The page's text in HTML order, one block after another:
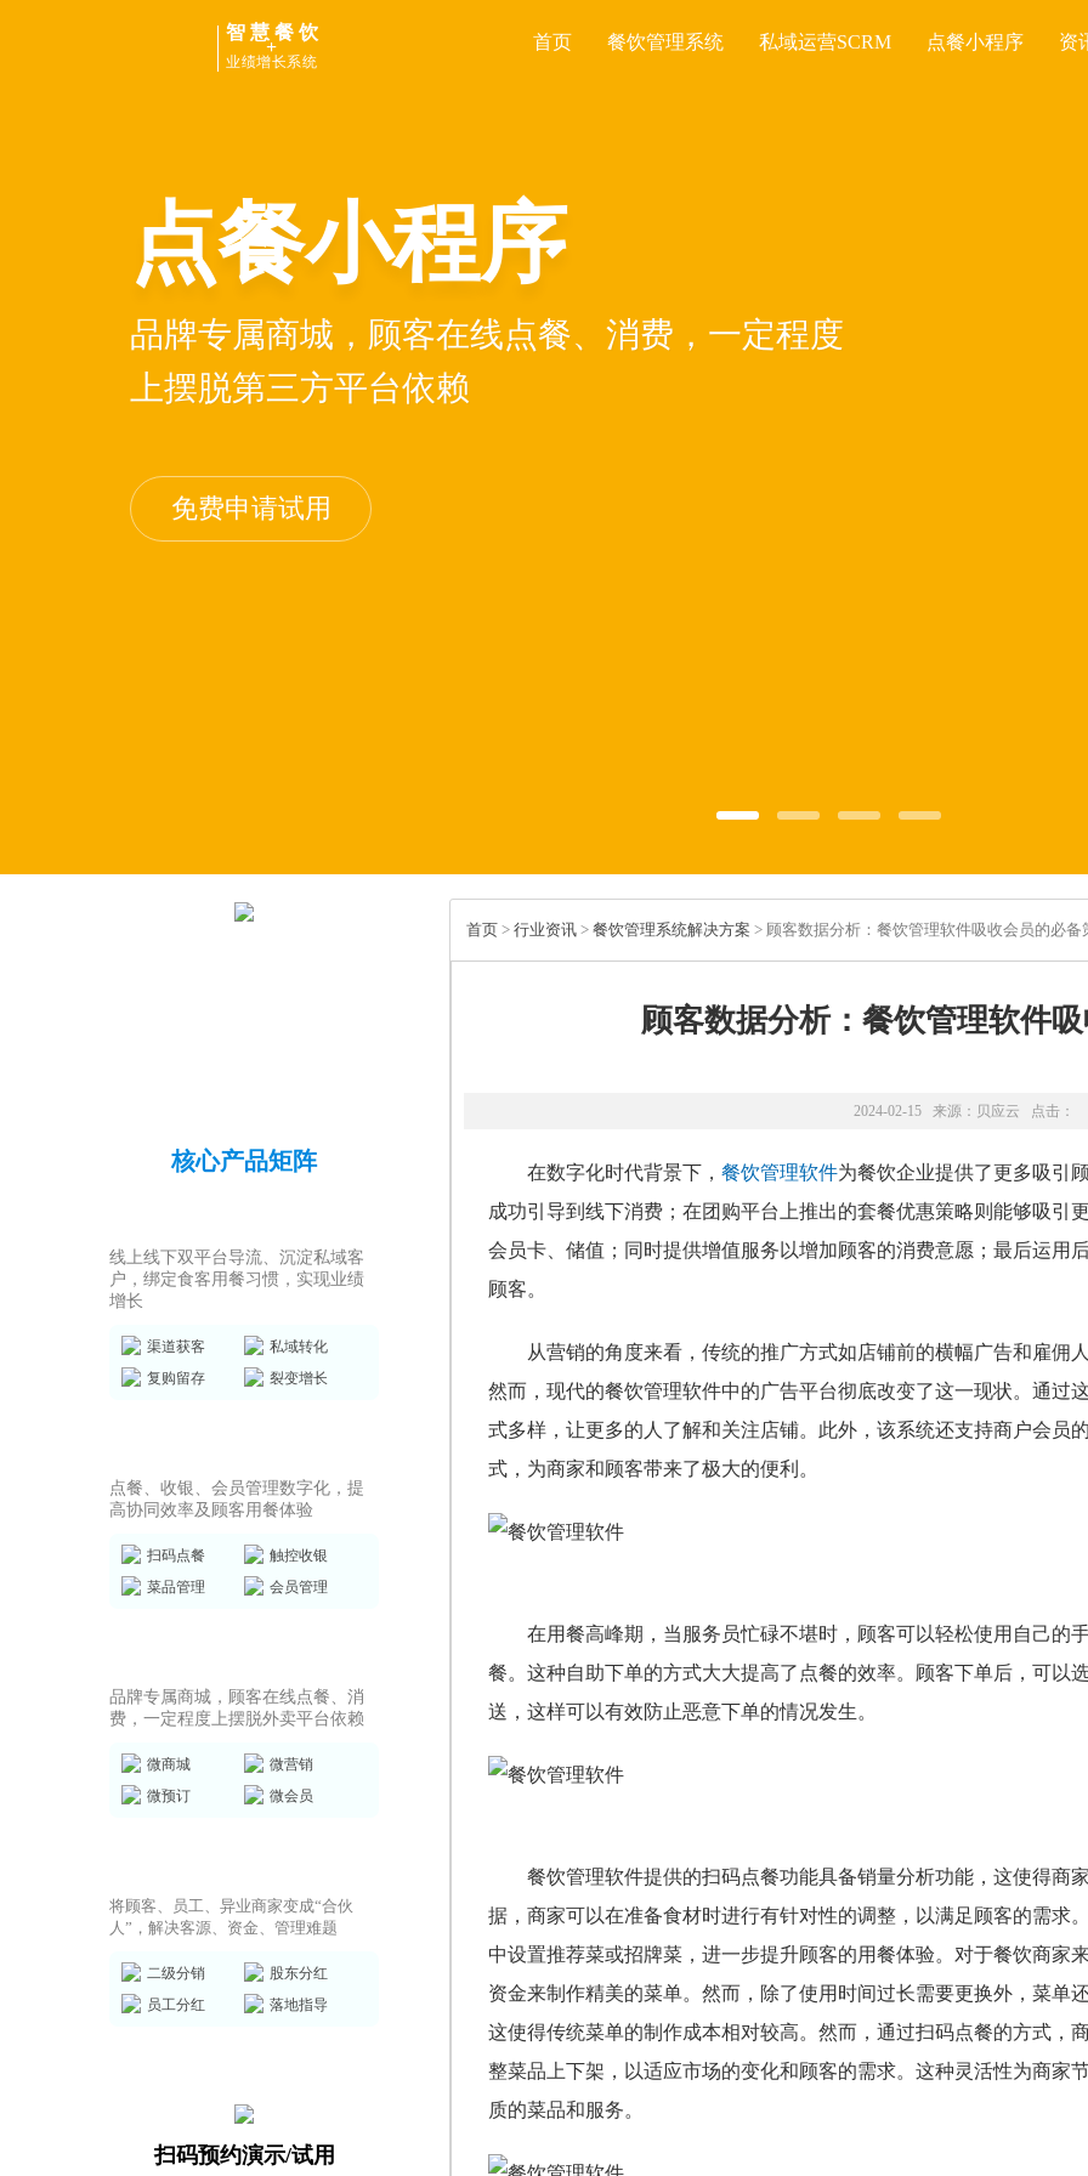
智慧餐饮
+
业绩增长系统
首页 餐饮管理系统 私域运营SCRM 点餐小程序 资
点餐小程序
品牌专属商城，顾客在线点餐、消费，一定程度
上摆脱第三方平台依赖
免费申请试用
核心产品矩阵
线上线下双平台导流、沉淀私域客
户，绑定食客用餐习惯，实现业绩
增长
渠道获客
私域转化
复购留存
裂变增长
点餐、收银、会员管理数字化，提
高协同效率及顾客用餐体验
扫码点餐
触控收银
菜品管理
会员管理
品牌专属商城，顾客在线点餐、消
费，一定程度上摆脱外卖平台依赖
微商城
微营销
微预订
微会员
将顾客、员工、异业商家变成“合伙
人”，解决客源、资金、管理难题
二级分销
股东分红
员工分红
落地指导
扫码预约演示/试用
首页 > 行业资讯 > 餐饮管理系统解决方案 > 顾客数据分析：餐饮管理软件吸收会员的必备
顾客数据分析：餐饮管理软件
2024-02-15 来源： 贝应云 点击：
在数字化时代背景下， 餐饮管理软件为餐饮企业提供了更多吸引
成功引导到线下消费；在团购平台上推出的套餐优惠策略则能够吸引
会员卡、储值；同时提供增值服务以增加顾客的消费意愿；最后运用
顾客。
从营销的角度来看，传统的推广方式如店铺前的横幅广告和雇佣
然而，现代的餐饮管理软件中的广告平台彻底改变了这一现状。通过
式多样，让更多的人了解和关注店铺。此外，该系统还支持商户会员
式，为商家和顾客带来了极大的便利。
在用餐高峰期，当服务员忙碌不堪时，顾客可以轻松使用自己的
餐。这种自助下单的方式大大提高了点餐的效率。顾客下单后，可以
送，这样可以有效防止恶意下单的情况发生。
餐饮管理软件提供的扫码点餐功能具备销量分析功能，这使得商
据，商家可以在准备食材时进行有针对性的调整，以满足顾客的需求
中设置推荐菜或招牌菜，进一步提升顾客的用餐体验。 对于餐饮商家
资金来制作精美的菜单。然而，除了使用时间过长需要更换外，菜单
这使得传统菜单的制作成本相对较高。然而，通过扫码点餐的方式，
整菜品上下架，以适应市场的变化和顾客的需求。这种灵活性为商家
质的菜品和服务。